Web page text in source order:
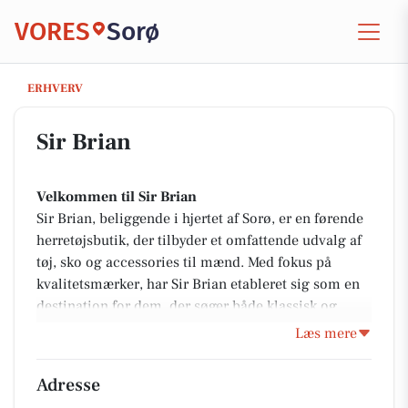
VORES Sorø
ERHVERV
Sir Brian
Sir Brian
Velkommen til Sir Brian
Sir Brian, beliggende i hjertet af Sorø, er en førende
herretøjsbutik, der tilbyder et omfattende udvalg af
tøj, sko og accessories til mænd. Med fokus på
kvalitetsmærker, har Sir Brian etableret sig som en
destination for dem, der søger både klassisk og
moderne herremode. Butikkens udvalg omfatter alt
halstørklæder. Sir Brian er ikke kun anerkendt for
Læs mere
Adresse